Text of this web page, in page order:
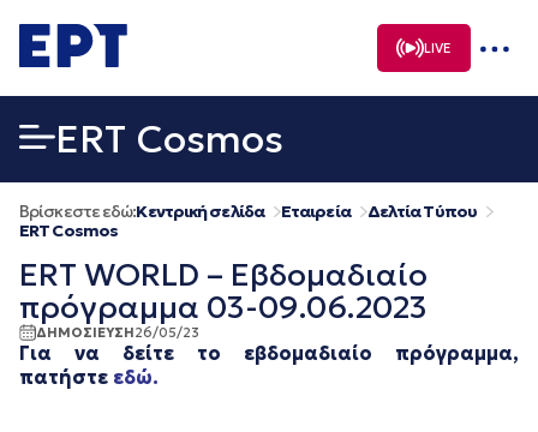
σε
περιεχόμενο
LIVE
ERT Cosmos
Βρίσκεστε εδώ:Κεντρική σελίδα Εταιρεία
Δελτία Τύπου
ERT Cosmos
ERT WORLD – Εβδομαδιαίο
πρόγραμμα 03-09.06.2023
ΔΗΜΟΣΙΕΥΣΗ26/05/23
Για να δείτε το εβδομαδιαίο πρόγραμμα,
πατήστε εδώ.